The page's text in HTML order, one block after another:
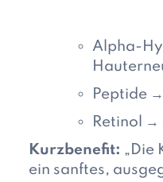
Alpha-
Peptide
Retinol
Kurzbenefit: „Die
ein sanftes,